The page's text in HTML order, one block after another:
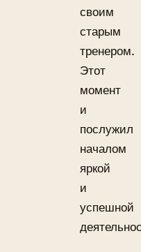
своим
старым
тренером.
Этот
момент
и
послужил
началом
яркой
и
успешной